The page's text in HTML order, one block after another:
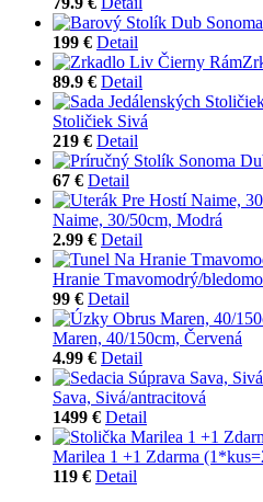
199 € Detail
89.9 € Detail
Stoličiek Sivá
219 € Detail
67 € Detail
Naime, 30/50cm, Modrá
2.99 € Detail
Hranie Tmavomodrý/
99 € Detail
Maren, 40/150cm, Červená
4.99 € Detail
Sava, Sivá/antracitová
1499 € Detail
Marilea 1 +1 Zdarma
119 € Detail